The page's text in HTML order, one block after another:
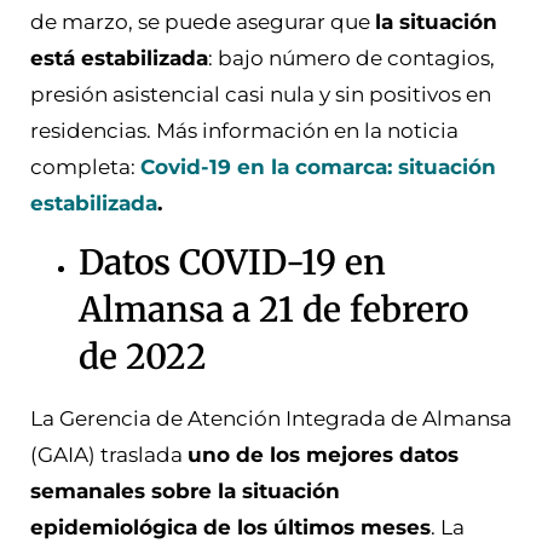
de marzo, se puede asegurar que la situación
está estabilizada: bajo número de contagios,
presión asistencial casi nula y sin positivos en
residencias. Más información en la noticia
completa: Covid-19 en la comarca: situación
estabilizada.
Datos COVID-19 en
Almansa a 21 de febrero
de 2022
La Gerencia de Atención Integrada de Almansa
(GAIA) traslada uno de los mejores datos
semanales sobre la situación
epidemiológica de los últimos meses. La